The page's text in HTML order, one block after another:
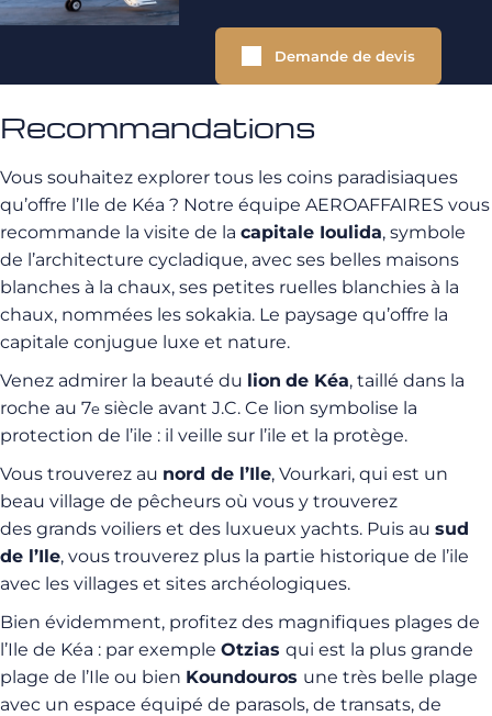
Demande de devis
Recommandations
Vous souhaitez explorer tous les coins paradisiaques
qu’offre l’Ile de Kéa ? Notre équipe AEROAFFAIRES vous
recommande la visite de la capitale Ioulida, symbole
de l’architecture cycladique, avec ses belles maisons
blanches à la chaux, ses petites ruelles blanchies à la
chaux, nommées les sokakia. Le paysage qu’offre la
capitale conjugue luxe et nature.
Venez admirer la beauté du lion de Kéa, taillé dans la
roche au 7e siècle avant J.C. Ce lion symbolise la
protection de l’ile : il veille sur l’ile et la protège.
Vous trouverez au nord de l’Ile, Vourkari, qui est un
beau village de pêcheurs où vous y trouverez
des grands voiliers et des luxueux yachts. Puis au sud
de l’Ile, vous trouverez plus la partie historique de l’ile
avec les villages et sites archéologiques.
Bien évidemment, profitez des magnifiques plages de
l’Ile de Kéa : par exemple Otzias qui est la plus grande
plage de l’Ile ou bien Koundouros une très belle plage
avec un espace équipé de parasols, de transats, de